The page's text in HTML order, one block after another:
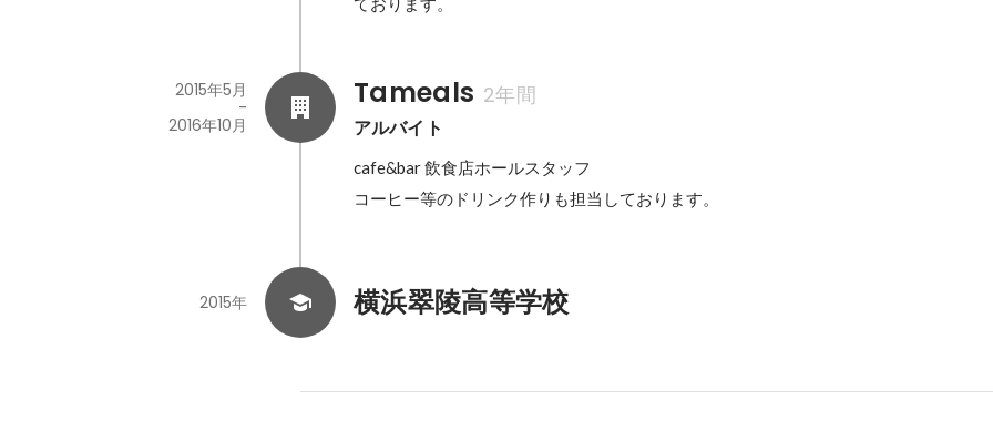
Tameals 2年間
アルバイト
2015年5月
-
2016年10月
cafe&bar 飲食店ホールスタッフ
コーヒー等のドリンク作りも担当しております。
横浜翠陵高等学校
2015年